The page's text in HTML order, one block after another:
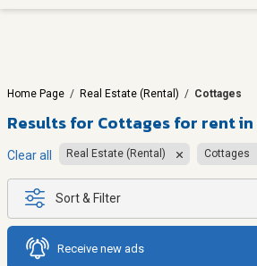
Home Page / Real Estate (Rental) / Cottages
Results for Cottages for rent in
Clear all Real Estate (Rental) Cottages
Sort & Filter
Receive new ads